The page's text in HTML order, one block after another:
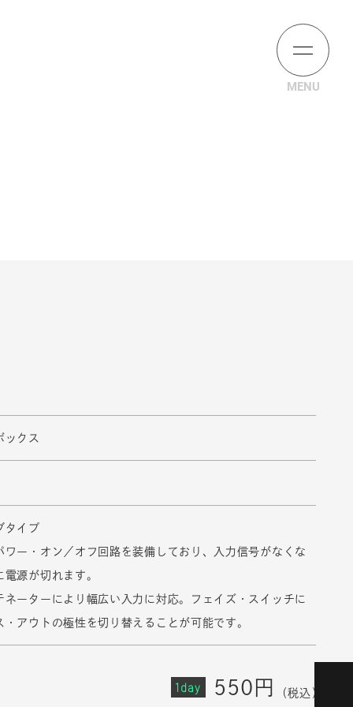
ックス
タイプ
ー・オン／オフ回路を装備しており、入力信号がなくな
電源が切れます。
ーターにより幅広い入力に対応。フェイズ・スイッチに
・アウトの極性を切り替えることが可能です。
1day 550円 （税込）